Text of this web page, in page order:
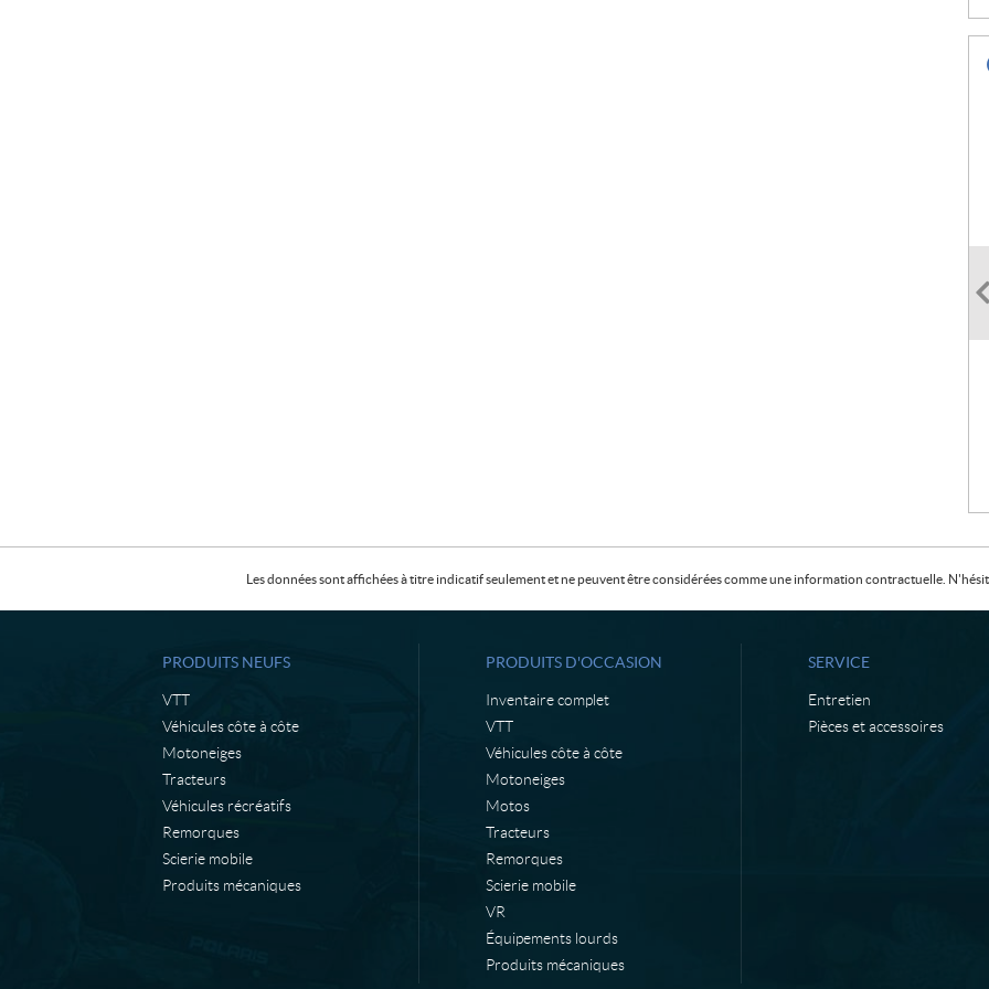
Les données sont affichées à titre indicatif seulement et ne peuvent être considérées comme une information contractuelle.
PRODUITS NEUFS
VTT
Véhicules côte à côte
Motoneiges
Tracteurs
Véhicules récréatifs
Remorques
Scierie mobile
Produits mécaniques
PRODUITS D'OCCASION
Inventaire complet
VTT
Véhicules côte à côte
Motoneiges
Motos
Tracteurs
Remorques
Scierie mobile
VR
Équipements lourds
Produits mécaniques
SERVICE
Entretien
Pièces et accessoires